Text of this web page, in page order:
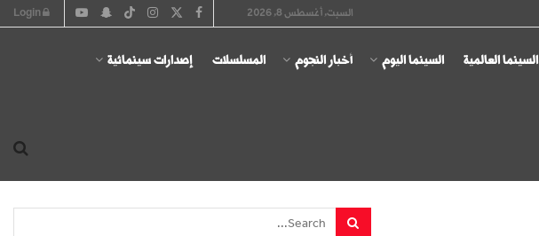
السبت, أغسطس 8, 2026
السينما العالمية السينما اليوم أخبار النجوم المسلسلات إصدارات سينمائية